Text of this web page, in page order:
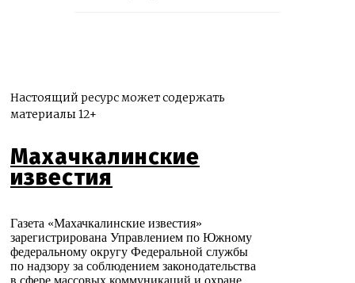
Настоящий ресурс может содержать
материалы 12+
Махачкалинские
известия
Газета «Махачкалинские известия»
зарегистрирована Управлением по Южному
федеральному округу Федеральной службы
по надзору за соблюдением законодательства